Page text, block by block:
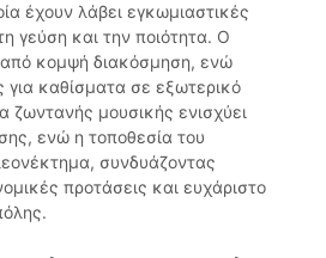
έχουν λάβει εγκωμιαστικές
γεύση και την ποιότητα. Ο
από κομψή διακόσμηση, ενώ
για καθίσματα σε εξωτερικό
ζωντανής μουσικής ενισχύει
ενώ η τοποθεσία του
συνδυάζοντας
προτάσεις και ευχάριστο